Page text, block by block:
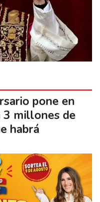
pone en
3 millones de
habrá